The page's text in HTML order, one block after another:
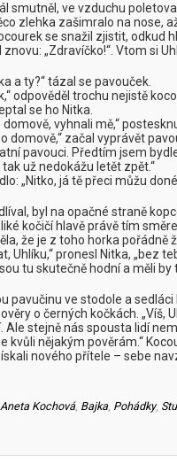
smutněl, ve vzduchu
zlehka zašimralo na nose,
se snažil zjistit, odkud
„Zdravíčko!“. Vtom si
a ty?“ tázal se pavouček.
odpověděl trochu nejistě
se ho Nitka.
vyhnali mě,“
domově,“ začal vyprávět
pavouci. Předtím jsem
už nedokážu letět zpět.“
„Nitko, já tě přeci můžu
byl na opačné straně
kočičí hlavě právě tím
že je z toho horka pořádně
Uhlíku,“ pronesl Nitka, „bez
tu skutečně hodní a měli
pavučinu ve stodole a
o černých kočkách. „Víš,
Ale stejně nás spousta lidí
kvůli nějakým pověrám.“
nového přítele – sebe
Aneta Kochová, Bajka, Pohádky,